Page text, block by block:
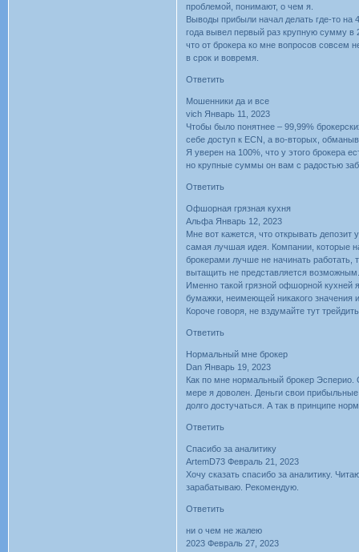
проблемой, понимают, о чем я.
Выводы прибыли начал делать где-то
года вывел первый раз крупную сумму в
что от брокера ко мне вопросов совсем
в срок и вовремя.
Ответить
Мошенники да и все
vich Январь 11, 2023
Чтобы было понятнее – 99,99%
себе доступ к ECN, а во-вторых,
Я уверен на 100%, что у этого брокера
но крупные суммы он вам с радостью
Ответить
Офшорная грязная кухня
Альфа Январь 12, 2023
Мне вот кажется, что открывать
самая лучшая идея. Компании, которые
брокерами лучше не начинать работать,
вытащить не представляется
Именно такой грязной офшорной кухней
бумажки, неимеющей никакого значения
Короче говоря, не вздумайте тут
Ответить
Нормальный мне брокер
Dan Январь 19, 2023
Как по мне нормальный брокер Эсперио.
мере я доволен. Деньги свои
долго достучаться. А так в принципе
Ответить
Спасибо за аналитику
ArtemD73 Февраль 21, 2023
Хочу сказать спасибо за аналитику.
зарабатываю. Рекомендую.
Ответить
ни о чем не жалею
2023 Февраль 27, 2023